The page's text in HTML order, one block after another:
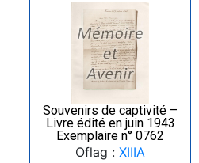
Souvenirs de captivité –
Livre édité en juin 1943
Exemplaire n° 0762
Oflag : XIIIA